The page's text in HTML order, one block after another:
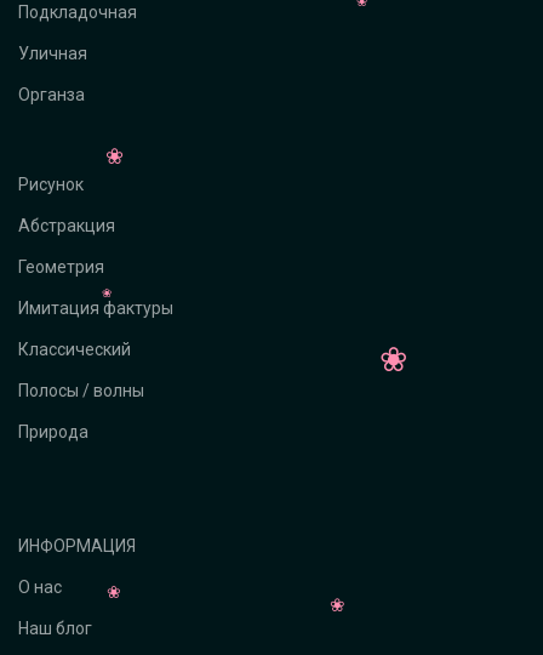
Подкладочная
Уличная
Органза
Рисунок
Абстракция
Геометрия
Имитация фактуры
Классический
Полосы / волны
Природа
ИНФОРМАЦИЯ
О нас
Наш блог